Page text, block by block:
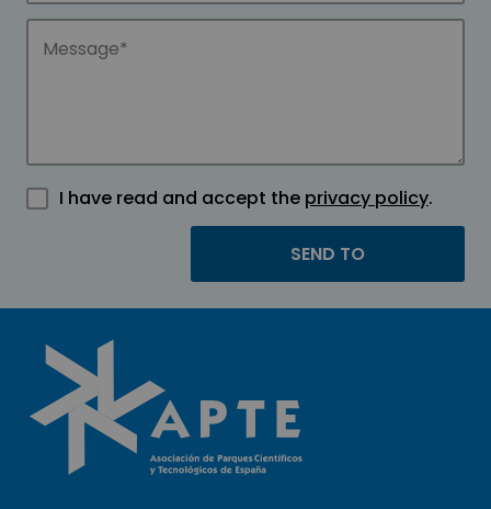
I have read and accept the privacy policy.